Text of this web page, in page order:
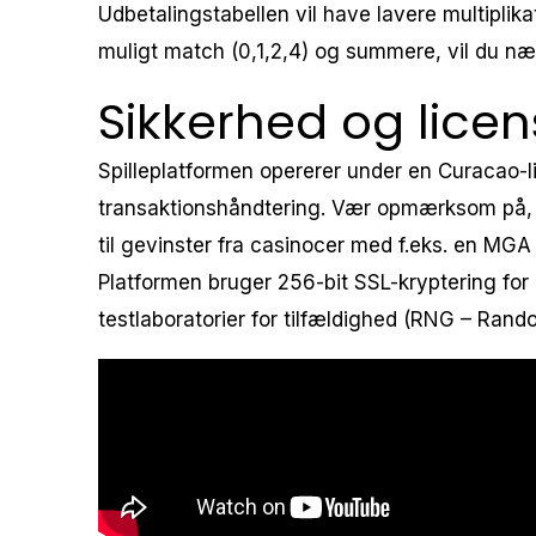
Udbetalingstabellen vil have lavere
muligt match (0,1,2,4) og summere, vil du
Sikkerhed og
Spilleplatformen opererer under en
transaktionshåndtering. Vær opmærksom
til gevinster fra casinocer med f.eks. en
Platformen bruger 256-bit SSL-kryptering
testlaboratorier for tilfældighed (RNG –